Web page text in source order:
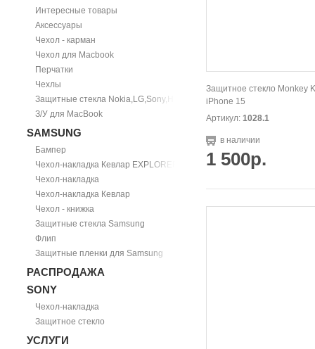
Интересные товары
Аксессуары
Чехол - карман
Чехол для Macbook
Перчатки
Чехлы
Защитные стекла Nokia,LG,Sony,HTC
З/У для MacBook
SAMSUNG
Бампер
Чехол-накладка Кевлар EXPLORER
Чехол-накладка
Чехол-накладка Кевлар
Чехол - книжка
Защитные стекла Samsung
Флип
Защитные пленки для Samsung
РАСПРОДАЖА
SONY
Чехол-накладка
Защитное стекло
УСЛУГИ
Защитное стекло Monkey
iPhone 15
Артикул: 1028.1
в наличии
1 500р.